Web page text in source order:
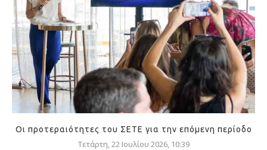
Οι προτεραιότητες του ΣΕΤΕ για την επόμενη περίοδο
Τετάρτη, 22 Ιουλίου 2026, 10:39